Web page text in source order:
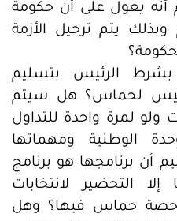
أنه يعول على أن حكومة
يتم ترحيل الأزمة
الرئيس بتسليم
لحماس؟ هل سيتم
ولو لمرة واحدة للتداول
الوطنية ومهماتها
أن برنامجها هو برنامج
التحضير لانتخابات
حصة حماس فيها؟ وهل